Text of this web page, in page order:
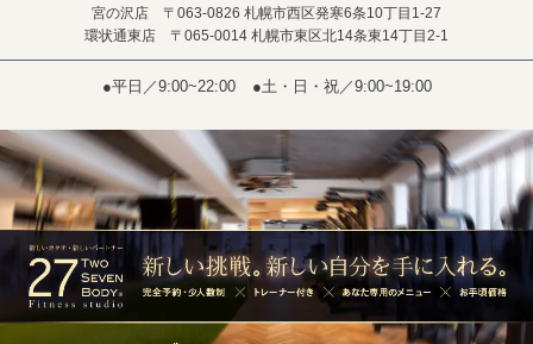
宮の沢店 〒063-0826 札幌市西区発寒6条10丁目1-27
環状通東店 〒065-0014 札幌市東区北14条東14丁目2-1
●平日／9:00~22:00 ●土・日・祝／9:00~19:00